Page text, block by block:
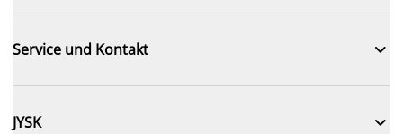
Service und Kontakt 
JYSK 